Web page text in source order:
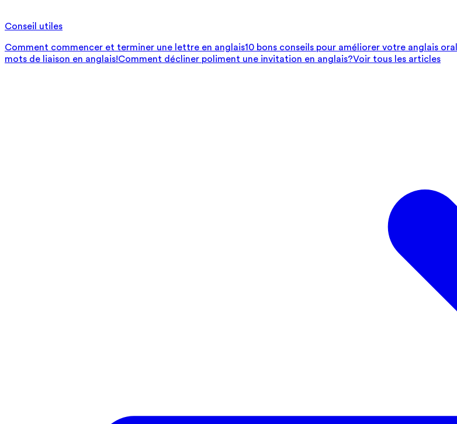
Conseil utiles
Comment commencer et terminer une lettre en anglais10 bons conseils pour améliorer votre anglais oral
mots de liaison en anglais!Comment décliner poliment une invitation en anglais?Voir tous les articles